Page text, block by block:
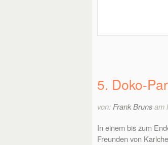
5. Doko-
von: Frank Brunsam
In einem bis zum
Freunden von